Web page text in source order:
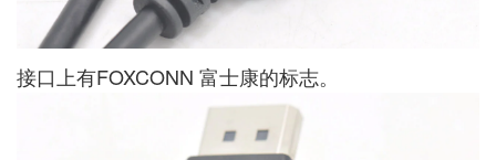
接口上有FOXCONN 富士康的标志。